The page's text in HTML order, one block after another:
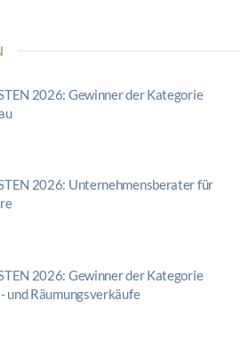
2026: Gewinner der Kategorie
2026: Unternehmensberater für
2026: Gewinner der Kategorie
und Räumungsverkäufe